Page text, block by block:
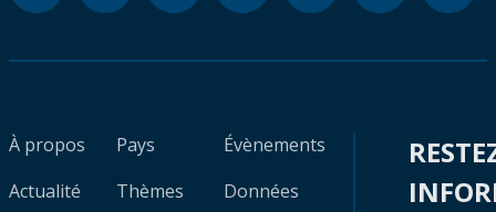
À propos
Actualité
Pays
Thèmes
Évènements
Données